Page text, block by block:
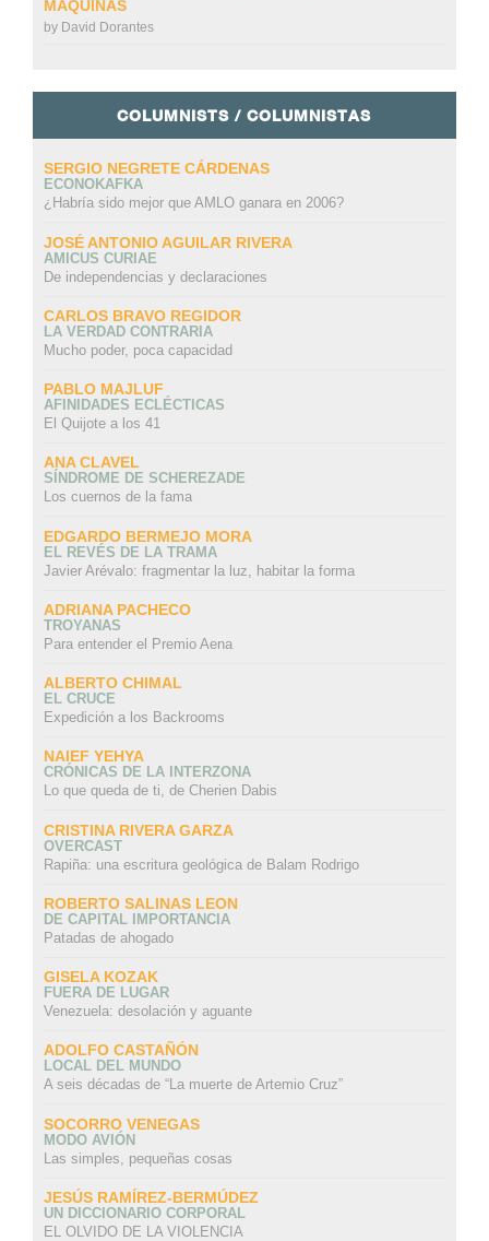
MÁQUINAS
by David Dorantes
COLUMNISTS / COLUMNISTAS
SERGIO NEGRETE CÁRDENAS
ECONOKAFKA
¿Habría sido mejor que AMLO ganara en 2006?
JOSÉ ANTONIO AGUILAR RIVERA
AMICUS CURIAE
De independencias y declaraciones
CARLOS BRAVO REGIDOR
LA VERDAD CONTRARIA
Mucho poder, poca capacidad
PABLO MAJLUF
AFINIDADES ECLÉCTICAS
El Quijote a los 41
ANA CLAVEL
SÍNDROME DE SCHEREZADE
Los cuernos de la fama
EDGARDO BERMEJO MORA
EL REVÉS DE LA TRAMA
Javier Arévalo: fragmentar la luz, habitar la forma
ADRIANA PACHECO
TROYANAS
Para entender el Premio Aena
ALBERTO CHIMAL
EL CRUCE
Expedición a los Backrooms
NAIEF YEHYA
CRÓNICAS DE LA INTERZONA
Lo que queda de ti, de Cherien Dabis
CRISTINA RIVERA GARZA
OVERCAST
Rapiña: una escritura geológica de Balam Rodrigo
ROBERTO SALINAS LEON
DE CAPITAL IMPORTANCIA
Patadas de ahogado
GISELA KOZAK
FUERA DE LUGAR
Venezuela: desolación y aguante
ADOLFO CASTAÑÓN
LOCAL DEL MUNDO
A seis décadas de “La muerte de Artemio Cruz”
SOCORRO VENEGAS
MODO AVIÓN
Las simples, pequeñas cosas
JESÚS RAMÍREZ-BERMÚDEZ
UN DICCIONARIO CORPORAL
EL OLVIDO DE LA VIOLENCIA